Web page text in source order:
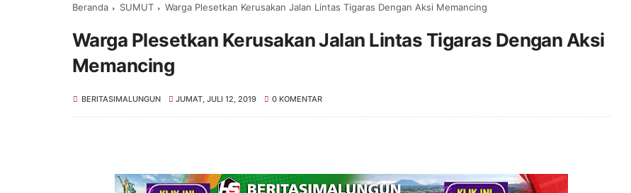
Beranda SUMUT Warga Plesetkan Kerusakan Jalan Lintas Tigaras Dengan Aksi Memancing
Warga Plesetkan Kerusakan Jalan Lintas Tigaras Dengan Aksi
Memancing
BERITASIMALUNGUN JUMAT, JULI 12, 2019 0 KOMENTAR